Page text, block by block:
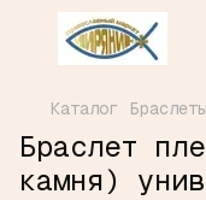
Каталог
Браслет
камня)